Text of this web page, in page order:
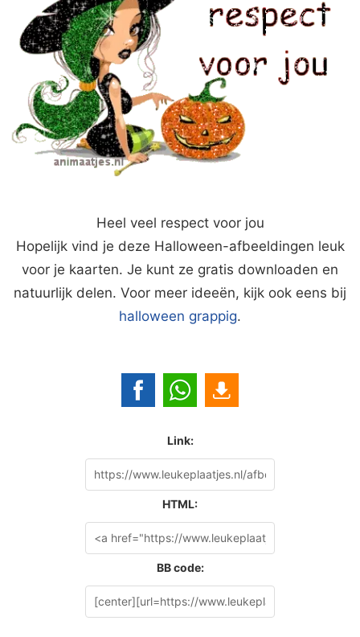
Heel veel respect voor jou
Hopelijk vind je deze Halloween-afbeeldingen leuk
voor je kaarten. Je kunt ze gratis downloaden en
natuurlijk delen. Voor meer ideeën, kijk ook eens bij
halloween grappig.
Link:
HTML:
BB code: